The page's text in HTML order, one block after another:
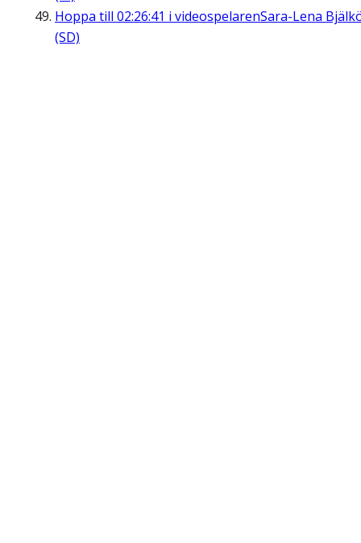
Hoppa till 02:26:41 i videospelarenSara-Lena
(SD)